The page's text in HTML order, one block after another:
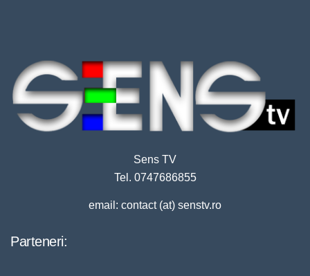
Sens TV
Tel. 0747686855
email: contact (at) senstv.ro
Parteneri: